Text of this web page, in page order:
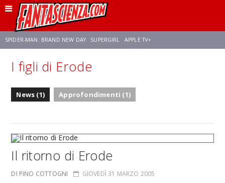
SPIDER-MAN: BRAND NEW DAY SUPERGIRL APPLE TV+
FRANCO RICCIARDIELLO ZENDAYA
I figli di Erode
News (1) Approfondimenti (1)
Il ritorno di Erode
DI PINO COTTOGNI GIOVEDÌ 31 MARZO 2005